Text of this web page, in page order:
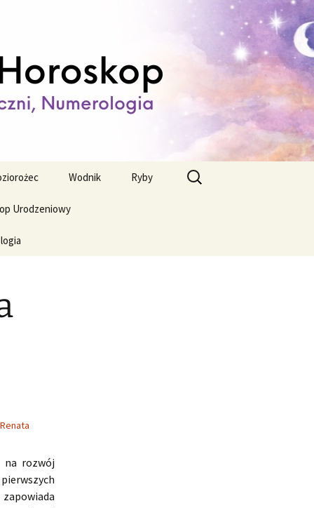
Wodnik Ryby
Urodzeniowy
Szukaj:
Renata
na rozwój
zapowiada